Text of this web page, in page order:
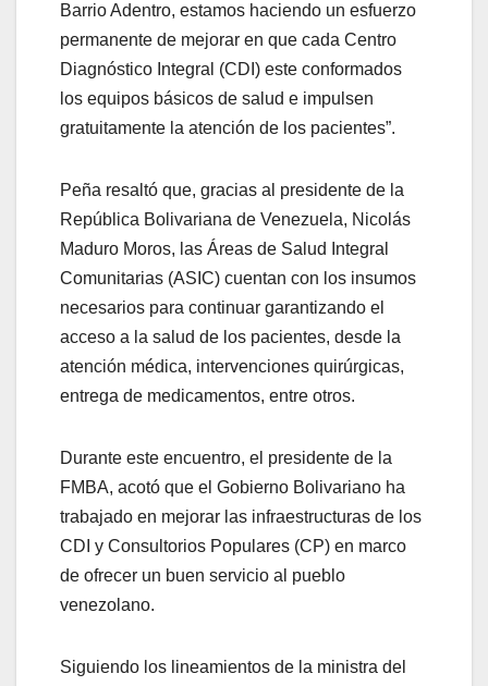
Barrio Adentro, estamos haciendo un esfuerzo
permanente de mejorar en que cada Centro
Diagnóstico Integral (CDI) este conformados
los equipos básicos de salud e impulsen
gratuitamente la atención de los pacientes”.
Peña resaltó que, gracias al presidente de la
República Bolivariana de Venezuela, Nicolás
Maduro Moros, las Áreas de Salud Integral
Comunitarias (ASIC) cuentan con los insumos
necesarios para continuar garantizando el
acceso a la salud de los pacientes, desde la
atención médica, intervenciones quirúrgicas,
entrega de medicamentos, entre otros.
Durante este encuentro, el presidente de la
FMBA, acotó que el Gobierno Bolivariano ha
trabajado en mejorar las infraestructuras de los
CDI y Consultorios Populares (CP) en marco
de ofrecer un buen servicio al pueblo
venezolano.
Siguiendo los lineamientos de la ministra del